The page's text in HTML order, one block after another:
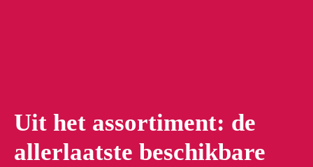
Uit het assortiment: de
allerlaatste beschikbare